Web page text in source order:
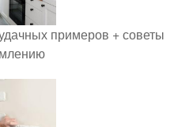
примеров + советы